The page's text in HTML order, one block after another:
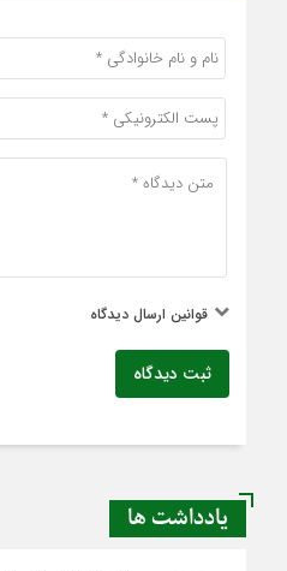
قوانین ارسال دیدگاه
ثبت دیدگاه
یادداشت ها